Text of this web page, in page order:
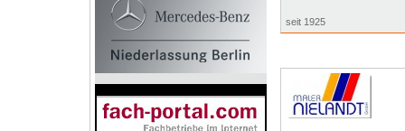
seit 1925